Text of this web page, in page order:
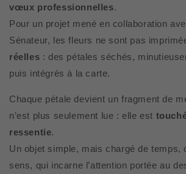
vœux professionnelles.
Pour un projet mené en collaboration
Sénateur, les fleurs ne sont pas
réelles : des pétales séchés,
puis intégrés à la carte.
Chaque pétale devient un fragment de
n’est plus seulement lue : elle est
ressentie.
Un objet simple, mais chargé de temps,
sens, qui incarne l’attention portée au